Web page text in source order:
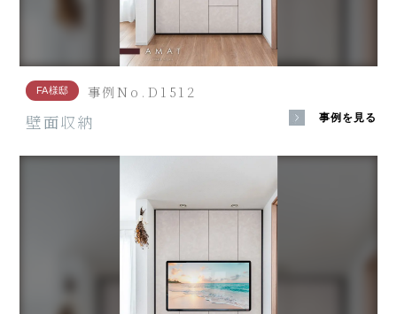
FA様邸 事例No.D1512
壁面収納 事例を見る